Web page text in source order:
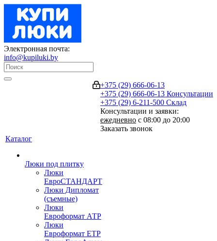
Электронная почта:
info@kupiluki.by
+375 (29) 666-06-13
+375 (29) 666-06-13 Консультации
+375 (29) 6-211-500 Склад
Консультации и заявки:
ежедневно с 08:00 до 20:00
Заказать звонок
Каталог
Люки под плитку
Люки
ЕвроСТАНДАРТ
Люки Дипломат
(съемные)
Люки
Евроформат АТР
Люки
Евроформат ЕТР